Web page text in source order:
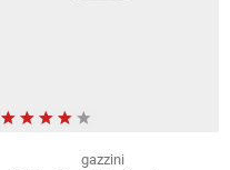
gazzini